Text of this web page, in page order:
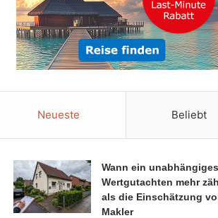
Neueste Beliebt
Wann ein unabhängiges
Wertgutachten mehr
als die Einschätzung
Makler